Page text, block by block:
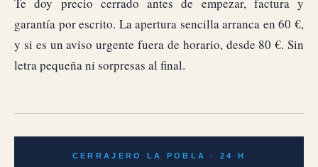
garantía por escrito. La apertura sencilla arranca en 60 €,
y si es un aviso urgente fuera de horario, desde 80 €. Sin
letra pequeña ni sorpresas al final.
CERRAJERO LA POBLA · 24 H